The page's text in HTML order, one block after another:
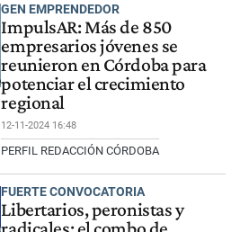
GEN EMPRENDEDOR
ImpulsAR: Más de 850
empresarios jóvenes se
reunieron en Córdoba para
potenciar el crecimiento
regional
12-11-2024 16:48
PERFIL REDACCIÓN CÓRDOBA
FUERTE CONVOCATORIA
Libertarios, peronistas y